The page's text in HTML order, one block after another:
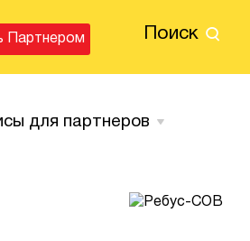
Поиск
Партнером
для партнеров